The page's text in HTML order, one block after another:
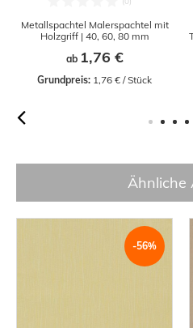
Metallspachtel Malerspachtel mit
Holzgriff | 40, 60, 80 mm
ab 1,76 €
Grundpreis: 1,76 € / Stück
Ähnliche
-56%